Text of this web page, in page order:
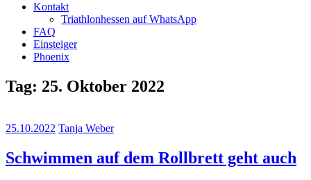
Kontakt
Triathlonhessen auf WhatsApp
FAQ
Einsteiger
Phoenix
Tag: 25. Oktober 2022
25.10.2022 Tanja Weber
Schwimmen auf dem Rollbrett geht auch